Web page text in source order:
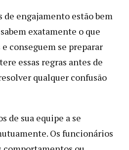
de engajamento estão bem
exatamente o que
conseguem se preparar
essas regras antes de
qualquer confusão
de sua equipe a se
Os funcionários